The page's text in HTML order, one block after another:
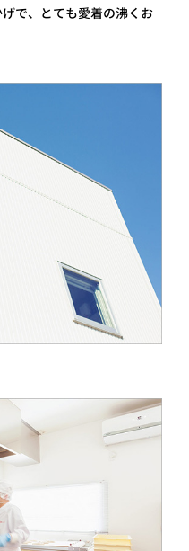
で、とても愛着の沸くお